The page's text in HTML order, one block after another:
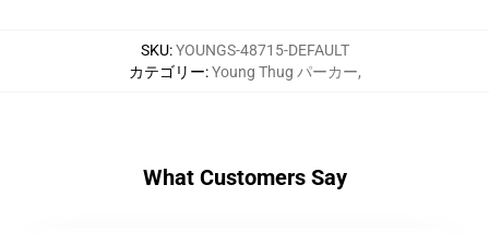
SKU:YOUNGS-48715-DEFAULT
カテゴリー:Young Thug パーカー,
What Customers Say